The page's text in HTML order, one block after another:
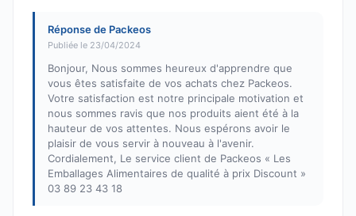
Réponse de Packeos
Publiée le 23/04/2024
Bonjour, Nous sommes heureux d'apprendre que
vous êtes satisfaite de vos achats chez Packeos.
Votre satisfaction est notre principale motivation et
nous sommes ravis que nos produits aient été à la
hauteur de vos attentes. Nous espérons avoir le
plaisir de vous servir à nouveau à l'avenir.
Cordialement, Le service client de Packeos « Les
Emballages Alimentaires de qualité à prix Discount »
03 89 23 43 18